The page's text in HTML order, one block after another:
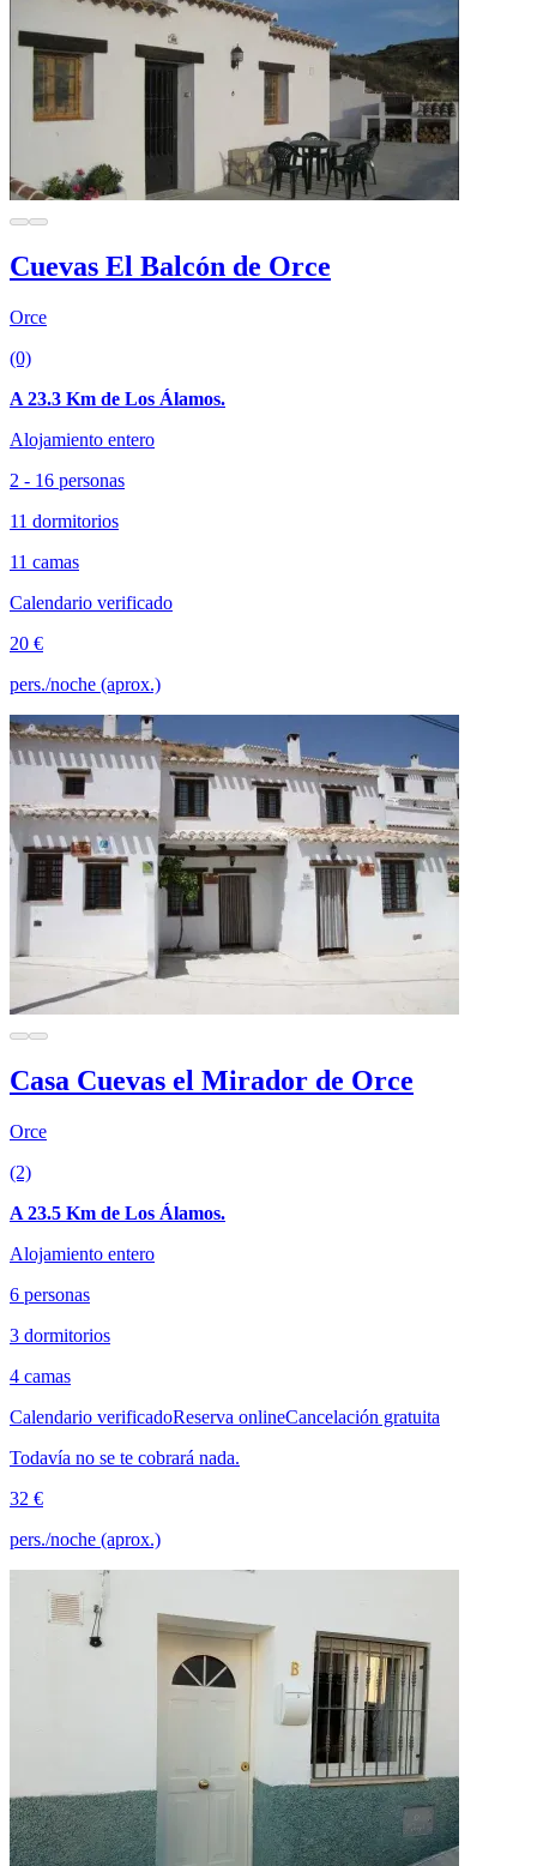
Cuevas El Balcón de Orce
Orce
(0)
A 23.3 Km de Los Álamos.
Alojamiento entero
2 - 16 personas
11 dormitorios
11 camas
Calendario verificado
20 €
pers./noche (aprox.)
Casa Cuevas el Mirador de Orce
Orce
(2)
A 23.5 Km de Los Álamos.
Alojamiento entero
6 personas
3 dormitorios
4 camas
Calendario verificadoReserva onlineCancelación gratuita
Todavía no se te cobrará nada.
32 €
pers./noche (aprox.)